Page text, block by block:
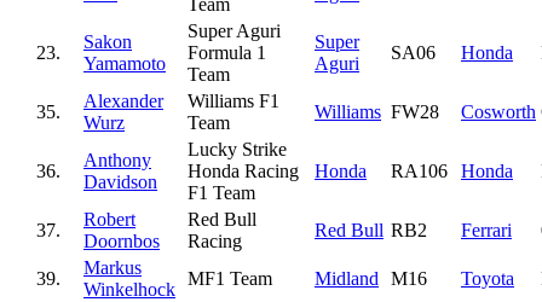
23.
Sakon
Yamamoto
Super Aguri
Formula 1
Team
Super
Aguri
SA06 Honda
35.
Alexander
Wurz
Williams F1
Team
Williams FW28 Cosworth
36.
Anthony
Davidson
Lucky Strike
Honda Racing
F1 Team
Honda RA106 Honda
37.
Robert
Doornbos
Red Bull
Racing
Red Bull RB2 Ferrari
39.
Markus
Winkelhock
MF1 Team Midland M16 Toyota